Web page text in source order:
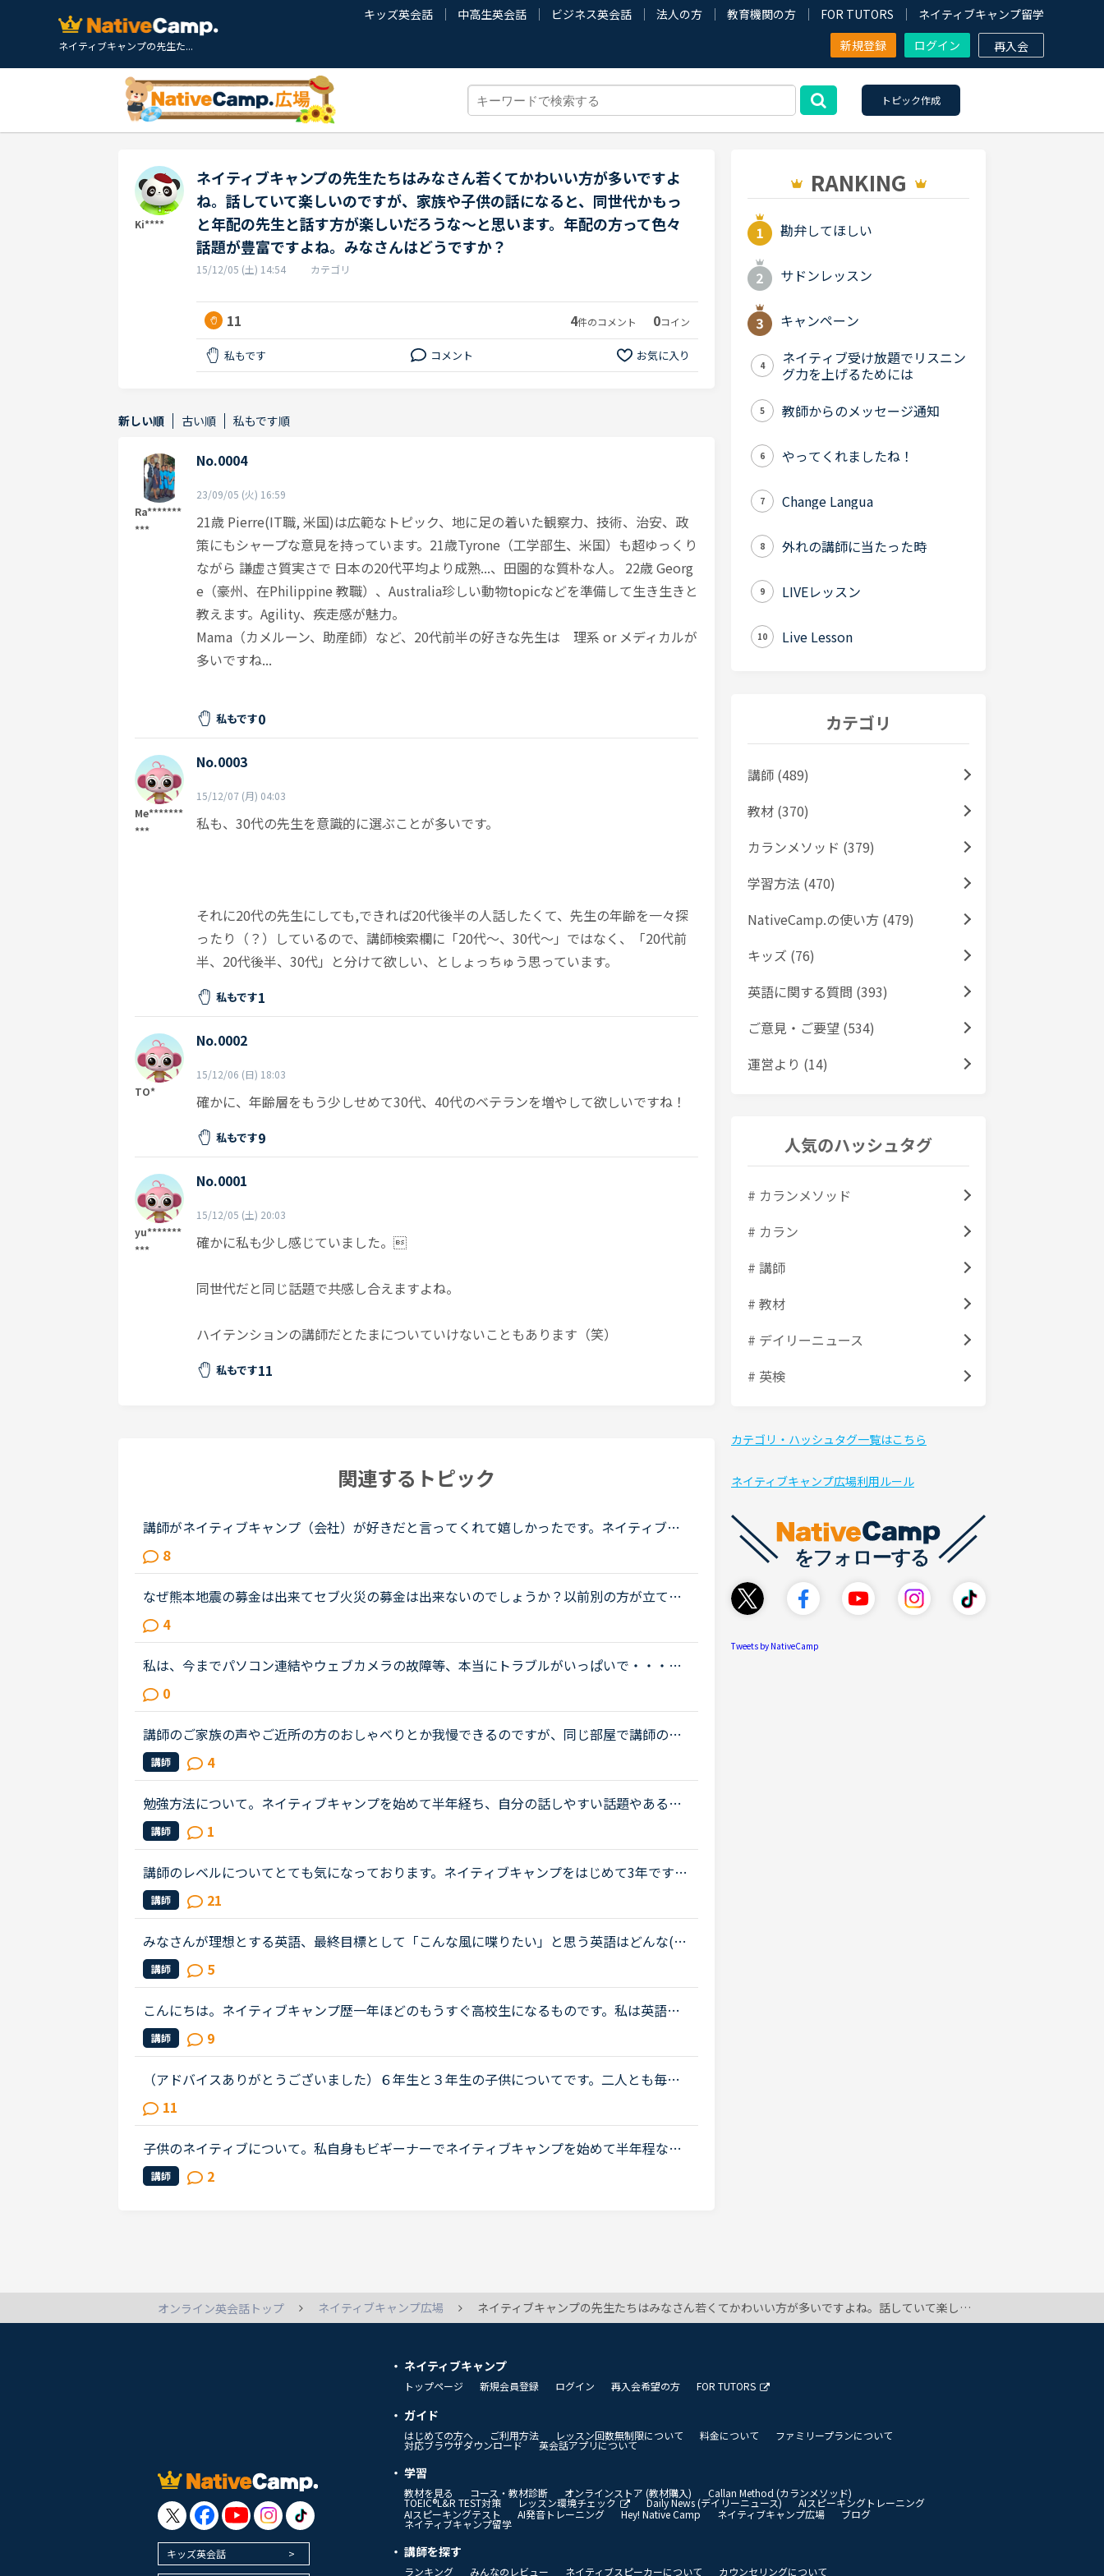
ネイティブキャンプの先生た...
キッズ英会話 中高生英会話 ビジネス英会話 法人の方 教育機関の方 FOR TUTORS
ネイティブキャンプ留学
新規登録
ログイン 再入会
トピック作成
Ki****
ネイティブキャンプの先生たちはみなさん若くてかわいい方が多いですよ
ね。話していて楽しいのですが、家族や子供の話になると、同世代かもっ
と年配の先生と話す方が楽しいだろうな～と思います。年配の方って色々
話題が豊富ですよね。みなさんはどうですか？
15/12/05 (土) 14:54 カテゴリ
11 4件のコメント 0コイン
私もです コメント お気に入り
新しい順 古い順 私もです順
Ra*******
***
No.0004
23/09/05 (火) 16:59
21歳 Pierre(IT職, 米国)は広範なトピック、地に足の着いた観察力、技術、治安、政
策にもシャープな意見を持っています。21歳Tyrone（工学部生、米国）も超ゆっくり
ながら 謙虚さ質実さで 日本の20代平均より成熟...、田園的な質朴な人。 22歳 Georg
e（豪州、在Philippine 教職）、Australia珍しい動物topicなどを準備して生き生きと
教えます。Agility、疾走感が魅力。
Mama（カメルーン、助産師）など、20代前半の好きな先生は 理系 or メディカルが
多いですね...
私もです0
Me*******
***
No.0003
15/12/07 (月) 04:03
私も、30代の先生を意識的に選ぶことが多いです。
それに20代の先生にしても,できれば20代後半の人話したくて、先生の年齢を一々探
ったり（？）しているので、講師検索欄に「20代～、30代～」ではなく、「20代前
半、20代後半、30代」と分けて欲しい、としょっちゅう思っています。
私もです1
TO*
No.0002
15/12/06 (日) 18:03
確かに、年齢層をもう少しせめて30代、40代のベテランを増やして欲しいですね！
私もです9
yu*******
***
No.0001
15/12/05 (土) 20:03
確かに私も少し感じていました。
同世代だと同じ話題で共感し合えますよね。
ハイテンションの講師だとたまについていけないこともあります（笑）
私もです11
関連するトピック
講師がネイティブキャンプ（会社）が好きだと言ってくれて嬉しかったです。ネイティブキ
ャンプに入会してから５ケ月の間お世話になっている大好きな講師が言うにはネイティブキ
ャンプはこれまで働いたESL（第二言...
8
なぜ熊本地震の募金は出来てセブ火災の募金は出来ないのでしょうか？以前別の方が立てた
トピックで <a href="https://nativecamp.net/user/message-board/detail/842" target="_bl
ank">https://nativecamp.net/user/message-board/detail/842</a> セブの火災について <a
href="http://www.sunstar.com.ph/cebu/loca..." target="_blank">http://www.sunstar.co
m.ph/cebu/loca...</a>
4
私は、今までパソコン連結やウェブカメラの故障等、本当にトラブルがいっぱいで・・・で
も、ネイティブキャンプの方々から、たった一度も気分の悪い対応を受けたことがありませ
ん。買ったばかりのウェブカメラ故...
0
講師のご家族の声やご近所の方のおしゃべりとか我慢できるのですが、同じ部屋で講師の家
族やお友達が同じくネイティブキャンプでレッスンをしている声が大きくて、レッスンに集
中できないことが多々あります。オ...
講師 4
勉強方法について。ネイティブキャンプを始めて半年経ち、自分の話しやすい話題やある程
度必要とされる会話は出来るようになりました。日本人講師を含め数人の先生からは君のス
キルはgood enough、じゅうぶんコミ...
講師 1
講師のレベルについてとても気になっております。ネイティブキャンプをはじめて3年です。
文法と発音の基礎から始めてきたおかげで、段々と言いたいことを表現でき、先生の話して
いることもほぼ理解できるようにな...
講師 21
みなさんが理想とする英語、最終目標として「こんな風に喋りたい」と思う英語はどんな(だ
れの)英語ですか？私は、アメリカアクセントとイギリスRPの中間くらいの英語がよいな、と
ぼんやり考えていたのですが、最...
講師 5
こんにちは。ネイティブキャンプ歴一年ほどのもうすぐ高校生になるものです。私は英語が
得意でネイティブキャンプと英語塾に通っています。しかしその塾では大量の宿題が出さ
れ、かなり高レベルな教材(今はローマ...
講師 9
（アドバイスありがとうございました）６年生と３年生の子供についてです。二人とも毎日
フリートークを選んで、先生たちと好きなように話しています。でもフリートークだとほと
んどの先生は子供が間違えた言い方...
11
子供のネイティブについて。私自身もビギーナーでネイティブキャンプを始めて半年程なの
ですが子供にもネイティブキャンプを始めさせたいと思います。子供は4歳ですが英語は話せ
ずハローとマイネームイズくらいし...
講師 2
RANKING
勘弁してほしい
サドンレッスン
キャンペーン
4
ネイティブ受け放題でリスニン
グ力を上げるためには
5 教師からのメッセージ通知
6 やってくれましたね！
7 Change Langua
8 外れの講師に当たった時
9 LIVEレッスン
10 Live Lesson
カテゴリ
講師 (489)
教材 (370)
カランメソッド (379)
学習方法 (470)
NativeCamp.の使い方 (479)
キッズ (76)
英語に関する質問 (393)
ご意見・ご要望 (534)
運営より (14)
人気のハッシュタグ
# カランメソッド
# カラン
# 講師
# 教材
# デイリーニュース
# 英検
カテゴリ・ハッシュタグ一覧はこちら
ネイティブキャンプ広場利用ルール
Tweets by NativeCamp
オンライン英会話トップ ネイティブキャンプ広場 ネイティブキャンプの先生たちはみなさん若くてかわいい方が多いですよね。話していて楽しいのですが、家族や子供の話になると、同世代かもっと年配の先生と話す方が楽しいだろうな～と思います。年配の方って色々話題が豊富ですよね。みなさんはどうですか？
キッズ英会話
ネイティブキャンプ
トップページ 新規会員登録 ログイン 再入会希望の方 FOR TUTORS
ガイド
はじめての方へ ご利用方法 レッスン回数無制限について 料金について ファミリープランについて
対応ブラウザダウンロード 英会話アプリについて
学習
教材を見る コース・教材診断 オンラインストア (教材購入) Callan Method (カランメソッド)
TOEIC®L&R TEST対策 レッスン環境チェック Daily News (デイリーニュース)
AIスピーキングトレーニング
AIスピーキングテスト
AI発音トレーニング Hey! Native Camp ネイティブキャンプ広場 ブログ
ネイティブキャンプ留学
講師を探す
ランキング みんなのレビュー ネイティブスピーカーについて カウンセリングについて